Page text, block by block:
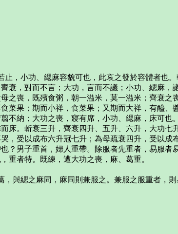
，小功、緦麻容貌可也，此哀之發於容體者也
，對而不言；大功，言而不議；小功、緦麻，
喪，既殯食粥，朝一溢米，莫一溢米；齊衰之
果；期而小祥，食菜果；又期而大祥，有醯、
納；大功之喪，寢有席，小功、緦麻，床可也
。斬衰三升，齊衰四升、五升、六升，大功七
，受以成布六升冠七升；為母疏衰四升，受以成
男子重首，婦人重帶。除服者先重者，易服者
重者特。既練，遭大功之喪，麻、葛重。
與緦之麻同，麻同則兼服之。兼服之服重者，則